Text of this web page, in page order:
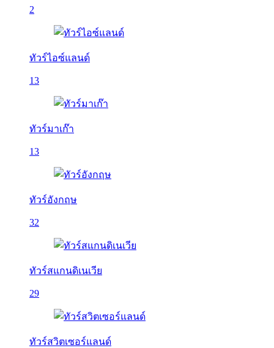
2
ทัวร์ไอซ์แลนด์
13
ทัวร์มาเก๊า
13
ทัวร์อังกฤษ
32
ทัวร์สแกนดิเนเวีย
29
ทัวร์สวิตเซอร์แลนด์